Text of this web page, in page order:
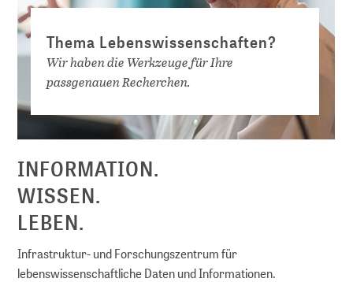
Thema Lebenswissenschaften?
Wir haben die Werkzeuge für Ihre
passgenauen Recherchen.
INFORMATION.
WISSEN.
LEBEN.
Infrastruktur- und Forschungszentrum für
lebenswissenschaftliche Daten und Informationen.